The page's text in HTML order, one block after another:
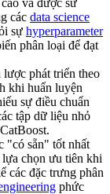
các data science
sự hyperparameter
phân loại để đạt
phát triển theo
khi huấn luyện
sự điều chuẩn
tập dữ liệu nhỏ
"có sẵn" tốt nhất
chọn ưu tiên khi
các đặc trưng phân
phức